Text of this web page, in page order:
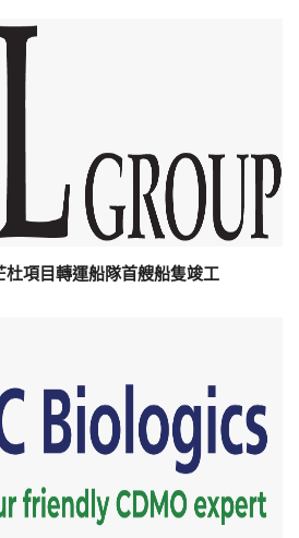
杜項目轉運船隊首艘船隻竣工